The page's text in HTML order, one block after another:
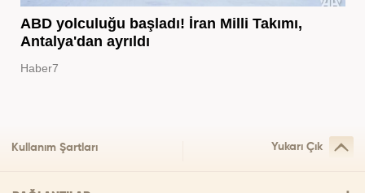
ABD yolculuğu başladı! İran Milli Takımı,
Antalya'dan ayrıldı
Haber7
Kullanım Şartları Yukarı Çık